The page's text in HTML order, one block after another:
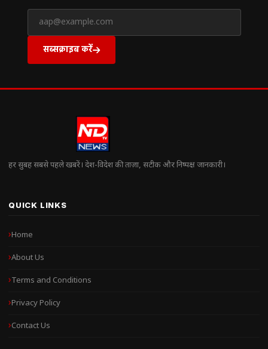
सब्सक्राइब करें
हर सुबह सबसे पहले खबरें। देश-विदेश की ताज़ा, सटीक और निष्पक्ष जानकारी।
QUICK LINKS
Home
About Us
Terms and Conditions
Privacy Policy
Contact Us